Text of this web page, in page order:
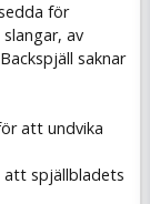
för
av
saknar
att undvika
att spjällbladets